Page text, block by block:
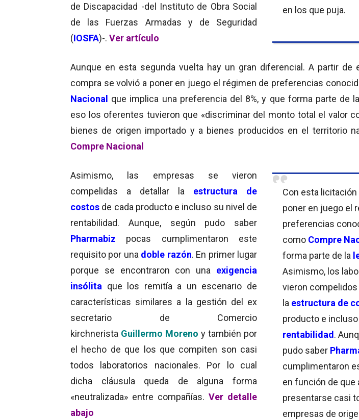
en los que puja.
de Discapacidad -del Instituto de Obra Social
de las Fuerzas Armadas y de Seguridad
(IOSFA)-. Ver artículo
Aunque en esta segunda vuelta hay un gran diferencial. A partir de
compra se volvió a poner en juego el régimen de preferencias
Nacional que implica una preferencia del 8%, y que forma parte de la
eso los oferentes tuvieron que «discriminar del monto total el valor
bienes de origen importado y a bienes producidos en el territorio
Compre Nacional
Con esta licitación
poner en juego el
preferencias
como Compre
forma parte de la
Asimismo, los
vieron compelidos
la estructura de
producto e
rentabilidad.
pudo saber
cumplimentaron
en función de que
presentarse casi
empresas de
Asimismo, las empresas se vieron
compelidas a detallar la estructura de
costos de cada producto e incluso su nivel de
rentabilidad. Aunque, según pudo saber
Pharmabiz
pocas cumplimentaron este
requisito por una doble razón. En primer lugar
porque se encontraron con una exigencia
insólita que los remitía a un escenario de
características similares a la gestión del ex
secretario de Comercio
kirchnerista Guillermo Moreno y también por
el hecho de que los que compiten son casi
todos laboratorios nacionales. Por lo cual
dicha cláusula queda de alguna forma
«neutralizada» entre compañías. Ver detalle
abajo